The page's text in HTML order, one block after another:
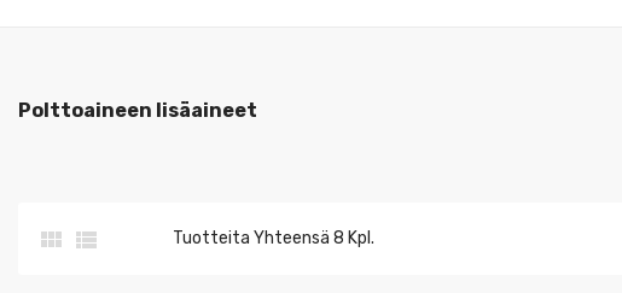
Polttoaineen lisäaineet
  Tuotteita Yhteensä 8 Kpl.